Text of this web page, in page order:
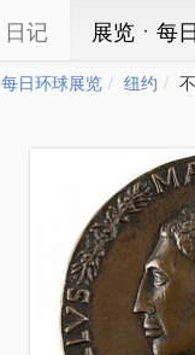
日记 展览ㆍ每
每日环球展览 纽约